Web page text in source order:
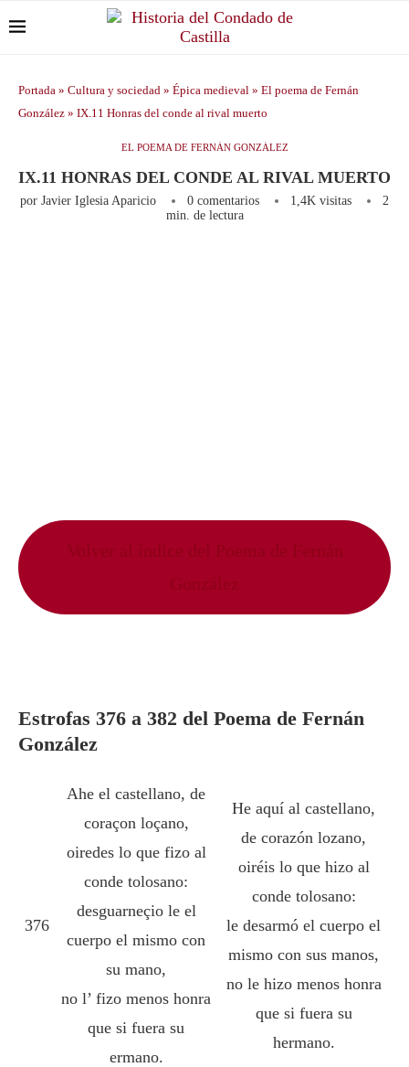
Portada » Cultura y sociedad » Épica medieval » El poema de Fernán
González » IX.11 Honras del conde al rival muerto
EL POEMA DE FERNÁN GONZÁLEZ
IX.11 HONRAS DEL CONDE AL RIVAL MUERTO
por Javier Iglesia Aparicio 0 comentarios 1,4K visitas
2
min. de lectura
Estrofas 376 a 382 del Poema de Fernán
González
376
Ahe el castellano, de
coraçon loçano,
oiredes lo que fizo al
conde tolosano:
desguarneçio le el
cuerpo el mismo con
su mano,
no l’ fizo menos honra
que si fuera su
ermano.
He aquí al castellano,
de corazón lozano,
oiréis lo que hizo al
conde tolosano:
le desarmó el cuerpo el
mismo con sus manos,
no le hizo menos honra
que si fuera su
hermano.